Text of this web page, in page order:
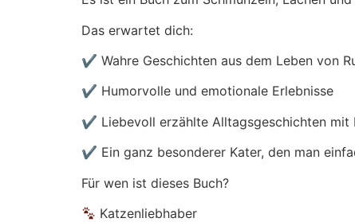
Das erwartet dich:
✔ Wahre Geschichten aus dem Leben von
✔ Humorvolle und emotionale Erlebnisse
✔ Liebevoll erzählte Alltagsgeschichten mit
✔ Ein ganz besonderer Kater, den man
Für wen ist dieses Buch?
Katzenliebhaber